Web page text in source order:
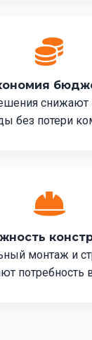
снижают
без потери
монтаж и
потребность